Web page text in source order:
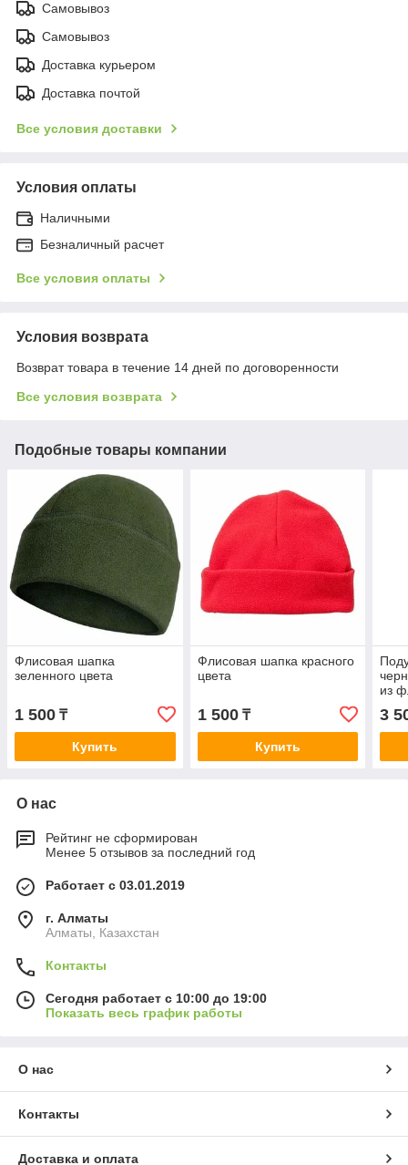
Самовывоз
Самовывоз
Доставка курьером
Доставка почтой
Все условия доставки
Условия оплаты
Наличными
Безналичный расчет
Все условия оплаты
Условия возврата
Возврат товара в течение 14 дней по договоренности
Все условия возврата
Подобные товары компании
Флисовая шапка
зеленного цвета
1 500 ₸
Купить
Флисовая шапка красного
цвета
1 500₸
Купить
из
3
О нас
Рейтинг не сформирован
Менее 5 отзывов за последний год
Работает с 03.01.2019
г. Алматы
Алматы, Казахстан
Контакты
Сегодня работает с 10:00 до 19:00
Показать весь график работы
О нас
Контакты
Доставка и оплата